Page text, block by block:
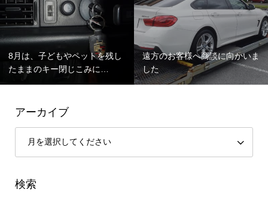
8月は、子どもやペットを残し
たままのキー閉じこみに…
遠方のお客様へ商談に向かいま
した
アーカイブ
検索